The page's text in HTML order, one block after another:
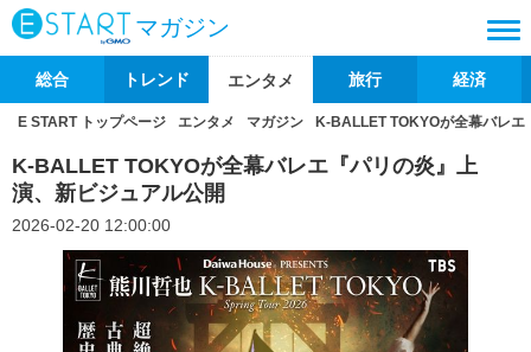
マガジン
総合 トレンド エンタメ 旅行 経済
E START トップページ エンタメ マガジン K-BALLET TOKYOが全幕バレ
K-BALLET TOKYOが全幕バレエ『パリの炎』上
演、新ビジュアル公開
2026-02-20 12:00:00